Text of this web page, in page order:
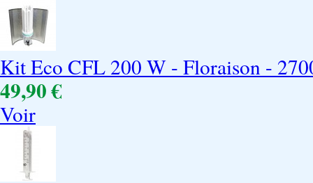
Kit Eco CFL 200 W - Floraison -
49,90 €
Voir